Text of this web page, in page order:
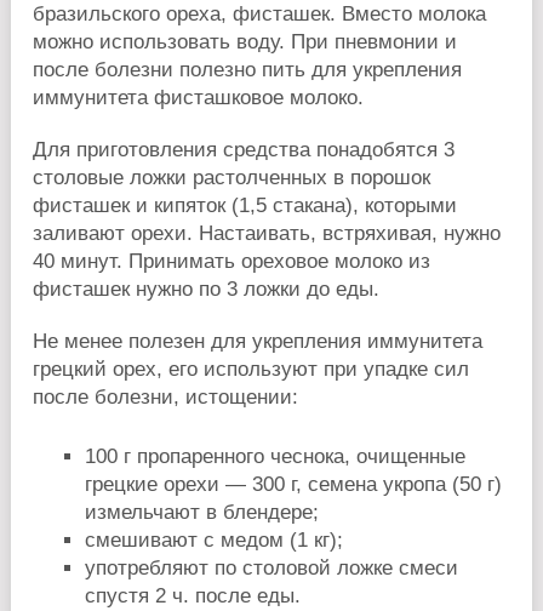
бразильского ореха, фисташек. Вместо молока
можно использовать воду. При пневмонии и
после болезни полезно пить для укрепления
иммунитета фисташковое молоко.
Для приготовления средства понадобятся 3
столовые ложки растолченных в порошок
фисташек и кипяток (1,5 стакана), которыми
заливают орехи. Настаивать, встряхивая, нужно
40 минут. Принимать ореховое молоко из
фисташек нужно по 3 ложки до еды.
Не менее полезен для укрепления иммунитета
грецкий орех, его используют при упадке сил
после болезни, истощении:
100 г пропаренного чеснока, очищенные
грецкие орехи — 300 г, семена укропа (50 г)
измельчают в блендере;
смешивают с медом (1 кг);
употребляют по столовой ложке смеси
спустя 2 ч. после еды.